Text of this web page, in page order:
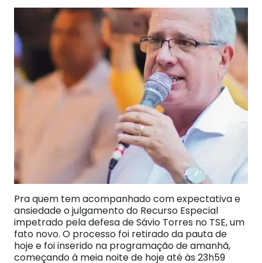
Pra quem tem acompanhado com expectativa e
ansiedade o julgamento do Recurso Especial
impetrado pela defesa de Sávio Torres no TSE, um
fato novo. O processo foi retirado da pauta de
hoje e foi inserido na programação de amanhã,
começando à meia noite de hoje até às 23h59